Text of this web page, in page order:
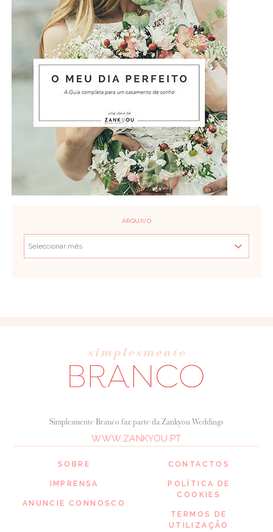
ARQUIVO
SOBRE
IMPRENSA
ANUNCIE CONNOSCO
Simplesmente Branco faz parte da Zankyou Weddings
WWW.ZANKYOU.PT
CONTACTOS
POLÍTICA DE
COOKIES
TERMOS DE
UTILIZAÇÃO